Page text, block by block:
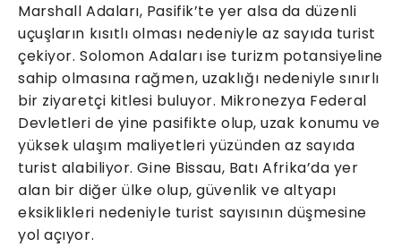
Marshall Adaları, Pasifik’te yer alsa da düzenli
uçuşların kısıtlı olması nedeniyle az sayıda turist
çekiyor. Solomon Adaları ise turizm potansiyeline
sahip olmasına rağmen, uzaklığı nedeniyle sınırlı
bir ziyaretçi kitlesi buluyor. Mikronezya Federal
Devletleri de yine pasifikte olup, uzak konumu ve
yüksek ulaşım maliyetleri yüzünden az sayıda
turist alabiliyor. Gine Bissau, Batı Afrika’da yer
alan bir diğer ülke olup, güvenlik ve altyapı
eksiklikleri nedeniyle turist sayısının düşmesine
yol açıyor.